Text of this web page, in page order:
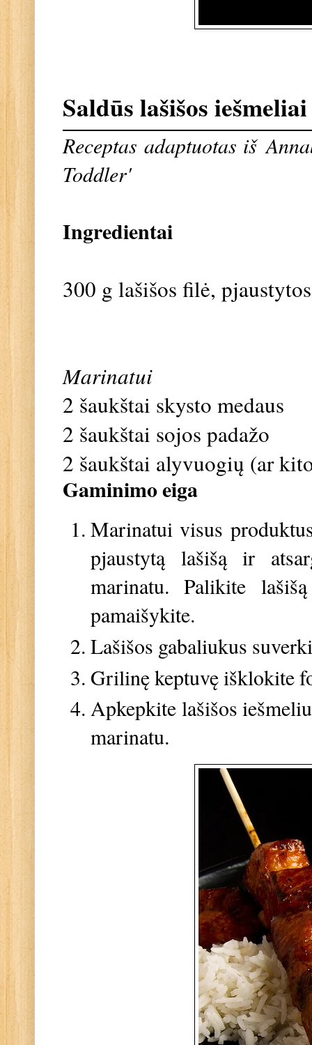
Saldūs lašišos iešmeliai
Receptas adaptuotas iš
Toddler'
Ingredientai
300 g lašišos filė,
Marinatui
2 šaukštai skysto medaus
2 šaukštai sojos padažo
2 šaukštai alyvuogių (ar
Gaminimo eiga
Marinatui visus
pjaustytą lašišą ir
marinatu. Palikite
pamaišykite.
Lašišos gabaliukus
Grilinę keptuvę išklokite
Apkepkite lašišos
marinatu.